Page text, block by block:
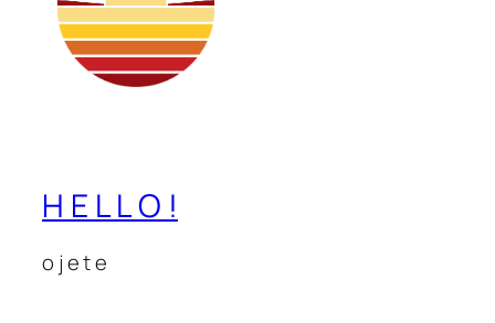
H E L L O !
o j e t e